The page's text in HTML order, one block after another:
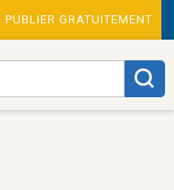
PUBLIER GRATUITEMENT